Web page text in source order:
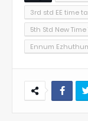
3rd std EE time
5th Std New
Ennum